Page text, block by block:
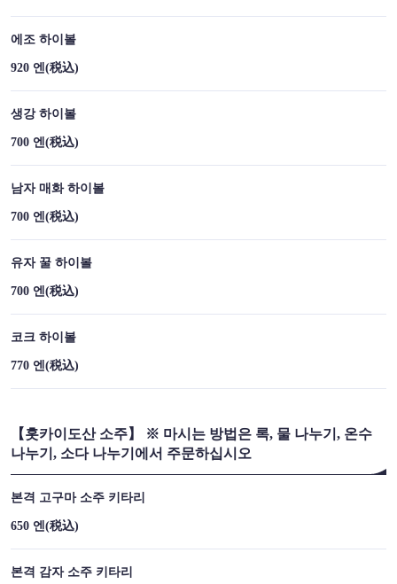
에조 하이볼
920 엔(税込)
생강 하이볼
700 엔(税込)
남자 매화 하이볼
700 엔(税込)
유자 꿀 하이볼
700 엔(税込)
코크 하이볼
770 엔(税込)
【홋카이도산 소주】 ※ 마시는 방법은 록, 물 나누기, 온수
나누기, 소다 나누기에서 주문하십시오
본격 고구마 소주 키타리
650 엔(税込)
본격 감자 소주 키타리
음료 | 【すすきの×アイヌ料理×鹿肉×熊肉】チセのある個室
北海道札幌市中央区南４条西５丁目8 F-45ビル地下1F